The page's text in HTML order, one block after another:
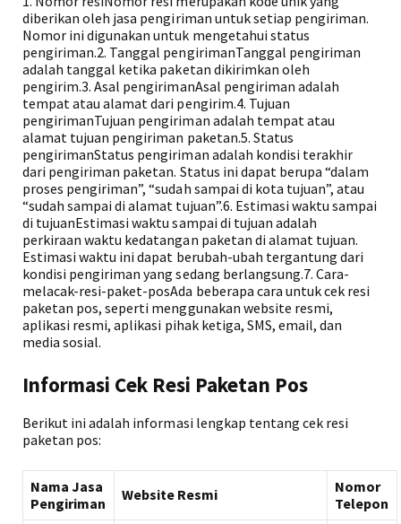
diberikan oleh jasa pengiriman untuk setiap pengiriman.
Nomor ini digunakan untuk mengetahui status
pengiriman.2. Tanggal pengirimanTanggal pengiriman
adalah tanggal ketika paketan dikirimkan oleh
pengirim.3. Asal pengirimanAsal pengiriman adalah
tempat atau alamat dari pengirim.4. Tujuan
pengirimanTujuan pengiriman adalah tempat atau
alamat tujuan pengiriman paketan.5. Status
pengirimanStatus pengiriman adalah kondisi terakhir
dari pengiriman paketan. Status ini dapat berupa “dalam
proses pengiriman”, “sudah sampai di kota tujuan”, atau
“sudah sampai di alamat tujuan”.6. Estimasi waktu sampai
di tujuanEstimasi waktu sampai di tujuan adalah
perkiraan waktu kedatangan paketan di alamat tujuan.
Estimasi waktu ini dapat berubah-ubah tergantung dari
kondisi pengiriman yang sedang berlangsung.7. Cara-
melacak-resi-paket-posAda beberapa cara untuk cek resi
paketan pos, seperti menggunakan website resmi,
aplikasi resmi, aplikasi pihak ketiga, SMS, email, dan
media sosial.
Informasi Cek Resi Paketan Pos
Berikut ini adalah informasi lengkap tentang cek resi
paketan pos:
Nama Jasa
Pengiriman
Website Resmi
Nomor
Telepon